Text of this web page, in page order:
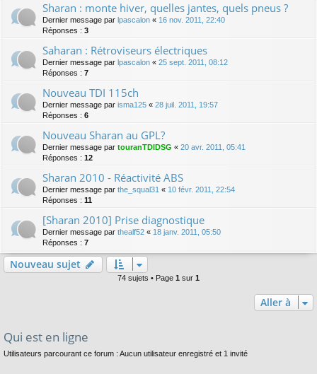
Sharan : monte hiver, quelles jantes, quels pneus ?
Dernier message par lpascalon « 16 nov. 2011, 22:40
Réponses : 3
Saharan : Rétroviseurs électriques
Dernier message par lpascalon « 25 sept. 2011, 08:12
Réponses : 7
Nouveau TDI 115ch
Dernier message par isma125 « 28 juil. 2011, 19:57
Réponses : 6
Nouveau Sharan au GPL?
Dernier message par touranTDIDSG « 20 avr. 2011, 05:41
Réponses : 12
Sharan 2010 - Réactivité ABS
Dernier message par the_squal31 « 10 févr. 2011, 22:54
Réponses : 11
[Sharan 2010] Prise diagnostique
Dernier message par thealf52 « 18 janv. 2011, 05:50
Réponses : 7
Nouveau sujet
74 sujets • Page 1 sur 1
Aller à
Qui est en ligne
Utilisateurs parcourant ce forum : Aucun utilisateur enregistré et 1 invité